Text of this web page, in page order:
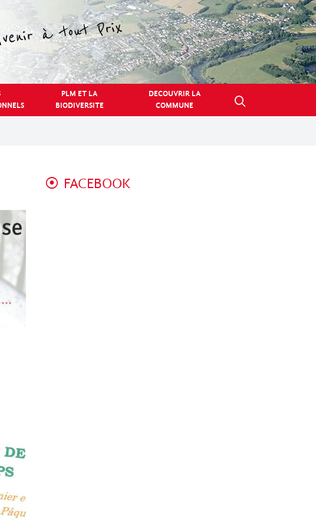
PLM ET LA
BIODIVERSITE
DECOUVRIR LA
COMMUNE
FACEBOOK